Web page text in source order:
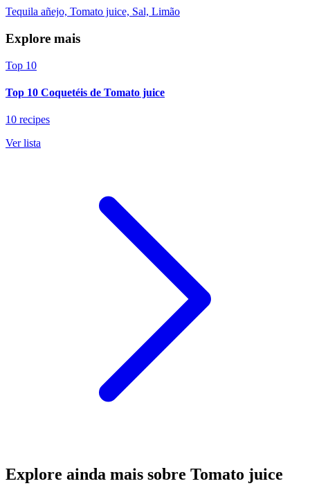
Tequila añejo, Tomato juice, Sal, Limão
Explore mais
Top 10
Top 10 Coquetéis de Tomato juice
10 recipes
Ver lista
Explore ainda mais sobre Tomato juice